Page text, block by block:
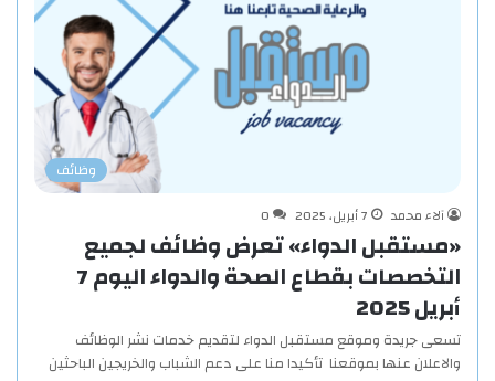
وظائف
آلاء محمد
7 أبريل، 2025 0
«مستقبل الدواء» تعرض وظائف لجميع
التخصصات بقطاع الصحة والدواء اليوم 7
أبريل 2025
تسعى جريدة وموقع مستقبل الدواء لتقديم خدمات نشر الوظائف
والاعلان عنها بموقعنا تأكيدا منا على دعم الشباب والخريجين الباحثين